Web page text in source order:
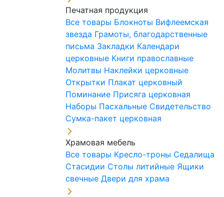
Печатная продукция
Все товары Блокноты Вифлеемская
звезда Грамоты, благодарственные
письма Закладки Календари
церковные Книги православные
Молитвы Наклейки церковные
Открытки Плакат церковный
Поминание Присяга церковная
Наборы Пасхальные Свидетельство
Сумка-пакет церковная
Храмовая мебель
Все товары Кресло-троны Седалища
Стасидии Столы литийные Ящики
свечные Двери для храма